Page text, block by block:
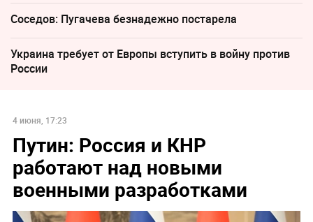
Соседов: Пугачева безнадежно постарела
Украина требует от Европы вступить в войну против
России
4 июня, 17:23
Путин: Россия и КНР
работают над новыми
военными разработками